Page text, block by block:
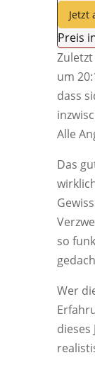
Jetzt
Preis
um
dass
Alle
Das
so
Wer
dieses